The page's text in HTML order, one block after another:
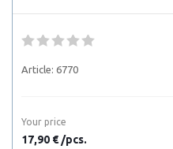
Article: 6770
Your price
17,90 € /pcs.